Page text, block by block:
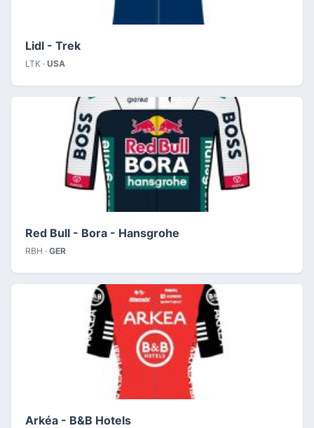
Lidl - Trek
LTK · USA
Red Bull - Bora - Hansgrohe
RBH · GER
Arkéa - B&B Hotels